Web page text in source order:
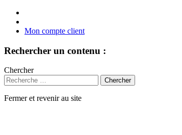
Mon compte client
Rechercher un contenu :
Chercher
Fermer et revenir au site